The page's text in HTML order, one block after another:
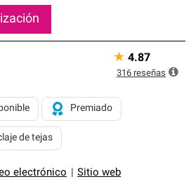
electrónico Sitio web
Premiado
de tejas
★ 4.87
316 reseñas